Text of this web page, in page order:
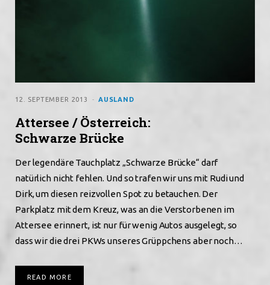
AUSLAND
12. SEPTEMBER 2013
Attersee / Österreich:
Schwarze Brücke
Der legendäre Tauchplatz „Schwarze Brücke“ darf
natürlich nicht fehlen. Und so trafen wir uns mit Rudi und
Dirk, um diesen reizvollen Spot zu betauchen. Der
Parkplatz mit dem Kreuz, was an die Verstorbenen im
Attersee erinnert, ist nur für wenig Autos ausgelegt, so
dass wir die drei PKWs unseres Grüppchens aber noch…
READ MORE